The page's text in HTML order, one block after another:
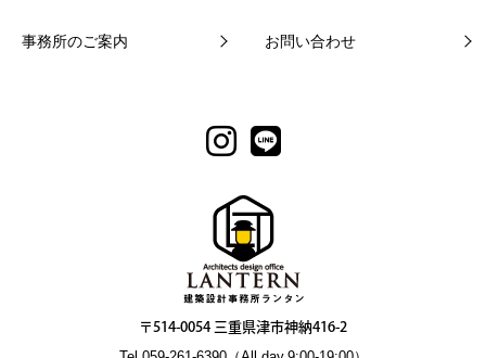
事務所のご案内 お問い合わせ
〒514-0054 三重県津市神納416-2